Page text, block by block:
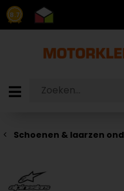
8.7
Schoenen & laarzen